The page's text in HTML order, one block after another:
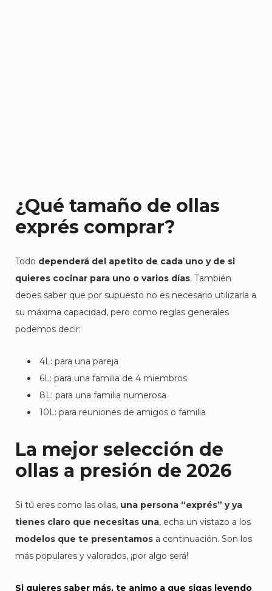
¿Qué tamaño de ollas
exprés comprar?
Todo dependerá del apetito de cada uno y de si
quieres cocinar para uno o varios días. También
debes saber que por supuesto no es necesario utilizarla a
su máxima capacidad, pero como reglas generales
podemos decir:
4L: para una pareja
6L: para una familia de 4 miembros
8L: para una familia numerosa
10L: para reuniones de amigos o familia
La mejor selección de
ollas a presión de 2026
Si tú eres como las ollas, una persona “exprés” y ya
tienes claro que necesitas una, echa un vistazo a los
modelos que te presentamos a continuación. Son los
más populares y valorados, ¡por algo será!
Si quieres saber más, te animo a que sigas leyendo